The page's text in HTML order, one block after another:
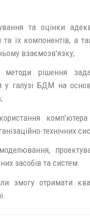
та оцінки
та їх компонентів, а
взаємозв'язку;
рішення
у галузі БДМ на
технічних
засобів та систем.
змогу отримати